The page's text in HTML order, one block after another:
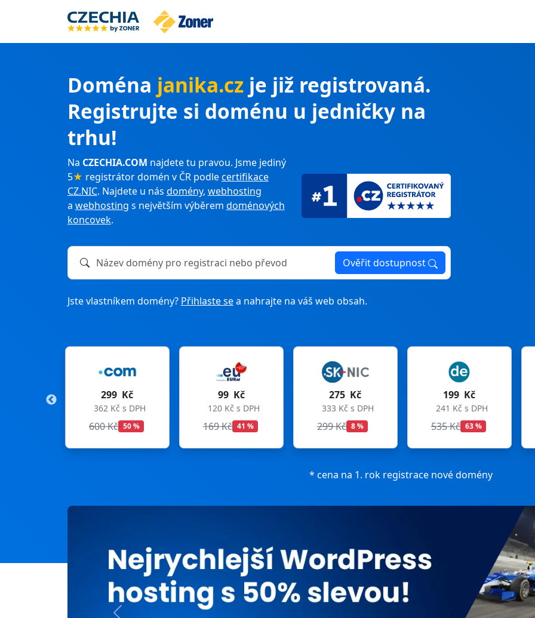
Doména janika.cz je již registrovaná.
Registrujte si doménu u jedničky na
trhu!
Na CZECHIA.COM najdete tu pravou. Jsme jediný
5★ registrátor domén v ČR podlecertifikace
CZ.NIC. Najdete u nás domény, webhosting
a webhosting s největším výběrem doménových
koncovek.
Název domény k registraci nebo převodu Ověřit dostupnost
Jste vlastníkem domény? Přihlaste sea nahrajte na váš web obsah.
362 Kč s DPH
99 Kč
120 Kč s DPH
169 Kč
275 Kč
333 Kč s DPH
299 Kč
199 Kč
241 Kč s DPH
535 Kč
199 Kč
241 Kč s DPH
699 Kč
* cena na 1. rok registrace nové domény